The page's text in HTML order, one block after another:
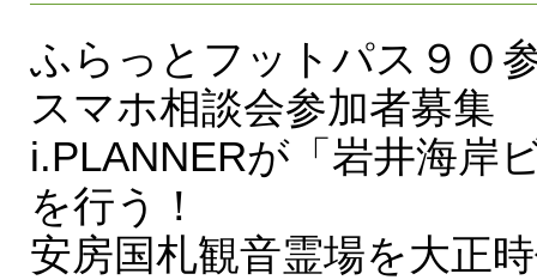
ふらっとフットパス９０
スマホ相談会参加者募集
i.PLANNERが「岩井海岸
を行う！
安房国札観音霊場を大正